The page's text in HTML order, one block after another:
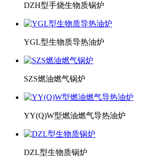
DZH型手烧生物质锅炉
YGL型生物质导热油炉
SZS燃油燃气锅炉
YY(Q)W型燃油燃气导热油炉
DZL型生物质锅炉